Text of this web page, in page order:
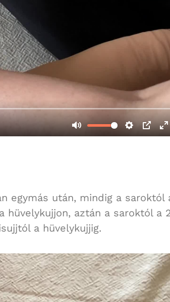
egymás után, mindig a saroktól
hüvelykujjon, aztán a saroktól a
a hüvelykujjig.